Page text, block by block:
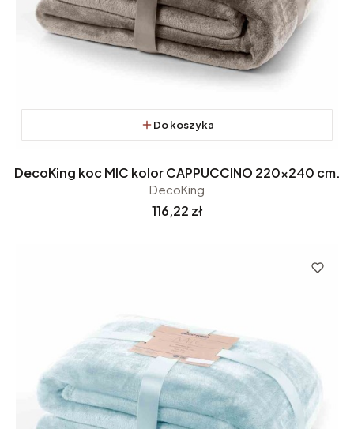
Do koszyka
DecoKing koc MIC kolor CAPPUCCINO 220x240 cm.
DecoKing
Cena
116,22 zł